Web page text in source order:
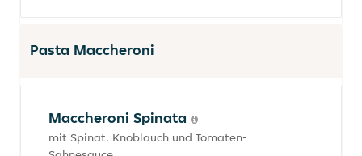
Pasta Maccheroni
Maccheroni Spinata
mit Spinat, Knoblauch und Tomaten-